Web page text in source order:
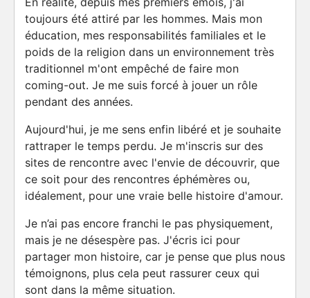
toujours été attiré par les hommes. Mais mon
éducation, mes responsabilités familiales et le
poids de la religion dans un environnement très
traditionnel m'ont empêché de faire mon
coming-out. Je me suis forcé à jouer un rôle
pendant des années.
Aujourd'hui, je me sens enfin libéré et je souhaite
rattraper le temps perdu. Je m'inscris sur des
sites de rencontre avec l'envie de découvrir, que
ce soit pour des rencontres éphémères ou,
idéalement, pour une vraie belle histoire d'amour.
Je n’ai pas encore franchi le pas physiquement,
mais je ne désespère pas. J'écris ici pour
partager mon histoire, car je pense que plus nous
témoignons, plus cela peut rassurer ceux qui
sont dans la même situation.